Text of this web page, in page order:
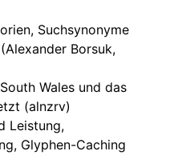
Suchsynonyme
Borsuk,
Wales und das
(alnzrv)
Leistung,
Glyphen-Caching